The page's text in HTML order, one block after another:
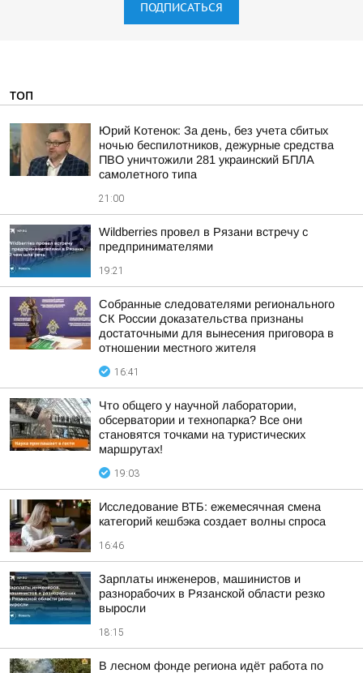
ПОДПИСАТЬСЯ
ТОП
Юрий Котенок: За день, без учета сбитых
ночью беспилотников, дежурные средства
ПВО уничтожили 281 украинский БПЛА
самолетного типа
21:00
Wildberries провел в Рязани встречу с
предпринимателями
19:21
Собранные следователями регионального
СК России доказательства признаны
достаточными для вынесения приговора в
отношении местного жителя
16:41
Что общего у научной лаборатории,
обсерватории и технопарка? Все они
становятся точками на туристических
маршрутах!
19:03
Исследование ВТБ: ежемесячная смена
категорий кешбэка создает волны спроса
16:46
Зарплаты инженеров, машинистов и
разнорабочих в Рязанской области резко
выросли
18:15
В лесном фонде региона идёт работа по